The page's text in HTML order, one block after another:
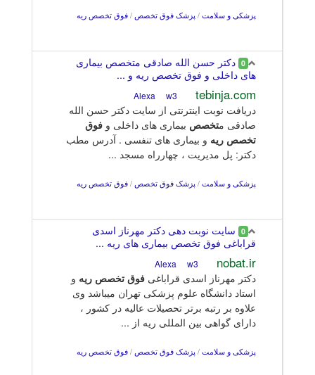
پزشکی و سلامت / پزشک فوق تخصص / فوق تخصص ریه
0 دکتر حسن الله صادقی متخصص بیماری
های داخلی و فوق تخصص ریه و ...
tebinja.com
w3
دریافت نوبت اینترنتی از سایت دکتر حسن الله
صادقی متخصص بیماری های داخلی و فوق
تخصص ریه و بیماری های تنفسی . آدرس مطب
دکتر: پل مدیریت ، چهارراه مسجد ...
پزشکی و سلامت / پزشک فوق تخصص / فوق تخصص ریه
0 سایت نوبت دهی دکتر مهرناز اسدی
قراباغی فوق تخصص بیماری های ریه ...
nobat.ir
w3
دکتر مهرناز اسدی قراباغی فوق تخصص ریه و
استاد دانشگاه علوم پزشکی تهران میباشد وی
علاوه بر رتبه برتر تحصیلات عالیه در کشور ،
دارای گواهی بین المللی ریه از ...
پزشکی و سلامت / پزشک فوق تخصص / فوق تخصص ریه